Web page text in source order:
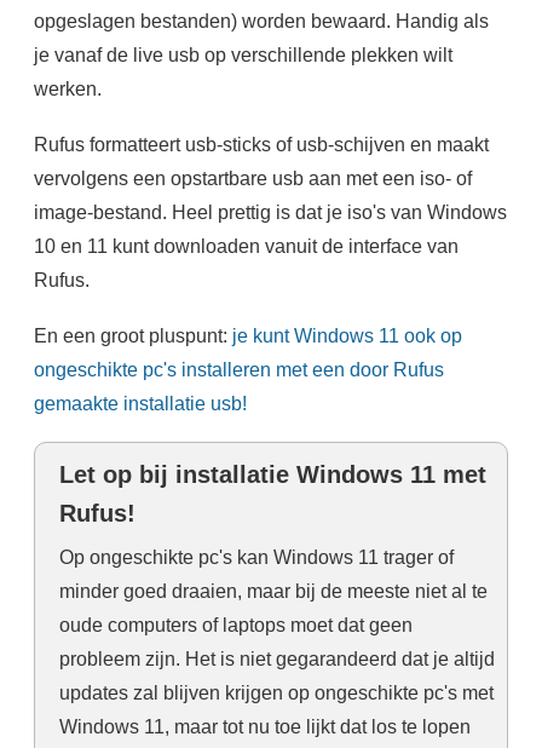
opgeslagen bestanden) worden bewaard. Handig als
je vanaf de live usb op verschillende plekken wilt
werken.
Rufus formatteert usb-sticks of usb-schijven en maakt
vervolgens een opstartbare usb aan met een iso- of
image-bestand. Heel prettig is dat je iso's van Windows
10 en 11 kunt downloaden vanuit de interface van
Rufus.
En een groot pluspunt: je kunt Windows 11 ook op
ongeschikte pc's installeren met een door Rufus
gemaakte installatie usb!
Let op bij installatie Windows 11 met
Rufus!
Op ongeschikte pc's kan Windows 11 trager of
minder goed draaien, maar bij de meeste niet al te
oude computers of laptops moet dat geen
probleem zijn. Het is niet gegarandeerd dat je altijd
updates zal blijven krijgen op ongeschikte pc's met
Windows 11, maar tot nu toe lijkt dat los te lopen